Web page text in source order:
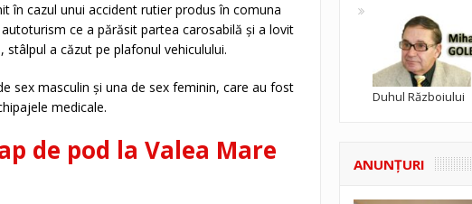
în cazul unui accident rutier produs în comuna
ce a părăsit partea carosabilă și a lovit
a căzut pe plafonul vehiculului.
sex masculin și una de sex feminin, care au fost
medicale.
de pod la Valea Mare
Duhul Războiului
ANUNŢURI